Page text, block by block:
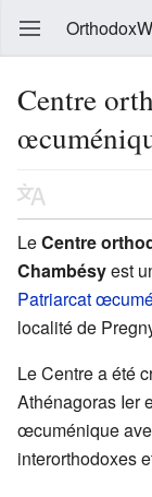
Centre
LeCentre
Chambésyest
Patriarcat
localité de
Le Centre a été
Athénagoras Ier
œcuménique
interorthodoxes